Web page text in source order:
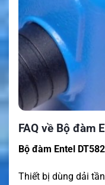
FAQ về Bộ đàm
Bộ đàm Entel
Thiết bị dùng dải